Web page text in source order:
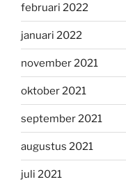
februari 2022
januari 2022
november 2021
oktober 2021
september 2021
augustus 2021
juli 2021